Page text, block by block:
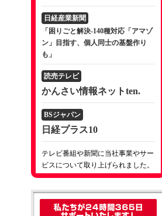
日経産業新聞
「困りごと解決-140種対応「アマゾ
ン」目指す、個人同士の基盤作り
も」
読売テレビ
かんさい情報ネットten.
BSジャパン
日経プラス10
テレビ番組や新聞に当社事業やサー
ビスについて取り上げられました。